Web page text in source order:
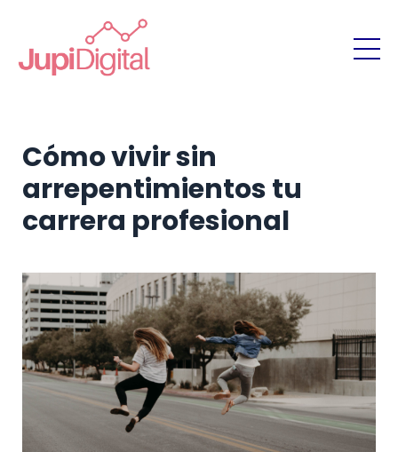
Cómo vivir sin
arrepentimientos tu
carrera profesional